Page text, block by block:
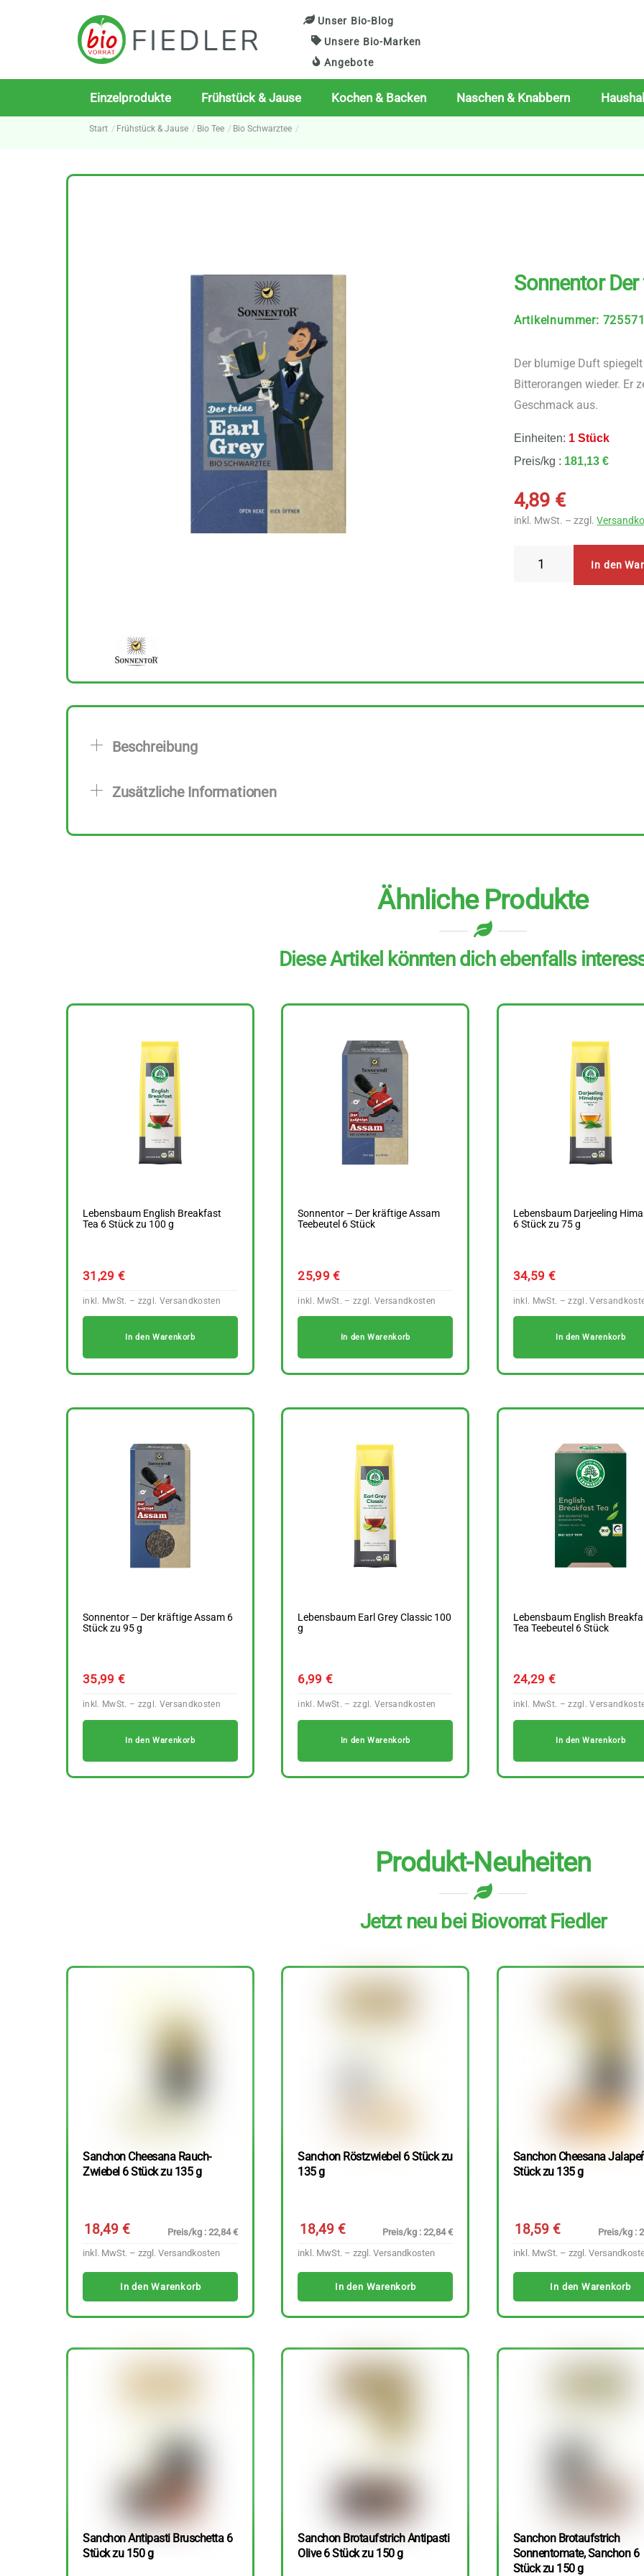
Unser Bio-Blog
Unsere Bio-Marken
Angebote
Einzelprodukte Frühstück & Jause Kochen & Backen Naschen & Knabbern
Start Frühstück & Jause Bio Tee Bio Schwarztee
Sonnentor Der
Artikelnummer:
Der blumige Duft
Bitterorangen wieder. Er
Geschmack aus.
Einheiten: 1 Stück
Preis/kg : 181,13 €
4,89 €
inkl. MwSt. – zzgl.
Menge
In den
Beschreibung
Zusätzliche Informationen
Ähnliche Produkte
Diese Artikel könnten dich ebenfalls
Lebensbaum English Breakfast
Tea 6 Stück zu 100 g
31,29€
In den Warenkorb
Sonnentor – Der kräftige Assam
Teebeutel 6 Stück
25,99€
In den Warenkorb
Lebensbaum Darjeeling
6 Stück zu 75 g
34,59 €
In den Warenkorb
Sonnentor – Der kräftige Assam 6
Stück zu 95 g
35,99€
In den Warenkorb
Lebensbaum Earl Grey Classic 100
g
6,99 €
In den Warenkorb
Lebensbaum English
Tea Teebeutel 6 Stück
24,29 €
In den Warenkorb
Produkt-Neuheiten
Jetzt neu bei Biovorrat Fiedler
Sanchon Cheesana Rauch-
Zwiebel 6 Stück zu 135 g
18,49€
Preis/kg : 22,84 €
inkl. MwSt. – zzgl. Versandkosten
In den Warenkorb
Sanchon Röstzwiebel 6 Stück zu
135 g
18,49 €
Preis/kg : 22,84 €
inkl. MwSt. – zzgl.Versandkosten
In den Warenkorb
Sanchon Cheesana
Stück zu 135 g
18,59 €
Preis/kg :
inkl. MwSt. – zzgl.
In den Warenkorb
Sanchon Antipasti Bruschetta 6
Stück zu 150 g
Sanchon Brotaufstrich Antipasti
Olive 6 Stück zu 150 g
Sanchon Brotaufstrich
Sonnentomate, Sanchon 6
Stück zu 150 g